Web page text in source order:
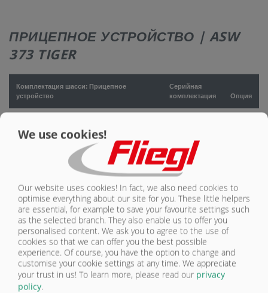
ПРИЦЕПНОЕ УСТРОЙСТВО | ASW
373 TIGER
Комплектация шасси: Прицепное
устройство
Серийная
комплектация
Опция
поворотное, для верхней и нижней сцепки
Сцепная петля DIN 40 (диаметр 40 мм) X
Сцепной шар K80 (диаметр 80 мм)
Piton-Fix (только для экспорта) O
Поворотная сцепная петля 50 мм (диаметр
50 мм), только для экспорта
Сцепная петля с поворотным ушком
(диаметр 51 мм), категория 4, только для
экспорта
We use cookies!
Our website uses cookies! In fact, we also need cookies to
optimise everything about our site for you. These little helpers
are essential, for example to save your favourite settings such
as the selected branch. They also enable us to offer you
personalised content. We ask you to agree to the use of
cookies so that we can offer you the best possible
experience. Of course, you have the option to change and
customise your cookie settings at any time. We appreciate
your trust in us! To learn more, please read our privacy
policy.